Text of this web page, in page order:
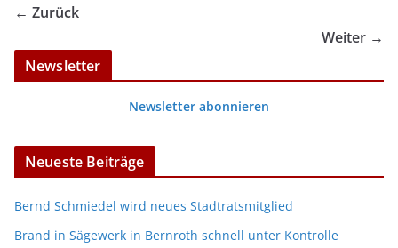
← Zurück
Weiter →
Newsletter
Newsletter abonnieren
Neueste Beiträge
Bernd Schmiedel wird neues Stadtratsmitglied
Brand in Sägewerk in Bernroth schnell unter Kontrolle